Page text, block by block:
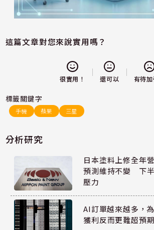
這篇文章對您來說實用嗎？
很實用！ 還可以 有待
標籤關鍵字
手機 蘋果 三星
分析研究
日本塗料上修全年
預測維持不變 下
壓力
AI訂單越來越多，
獲利反而更難超預